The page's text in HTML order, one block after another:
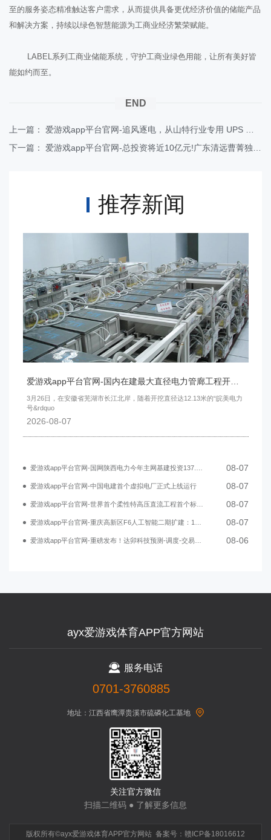
至的服务姿态精准触达客户需求，从而提供具备更优经济价值的储能产品
和解决方案，持续以绿色智慧能源为工商业经济繁荣赋能。
LABEL系列工商业储能系统，守护工商业绿色用能，让所有美好皆
能如约而至。
END
上一篇：
下一篇：
推荐新闻
爱游戏app平台官网-国内在建最大直径电力管廊工程开始盾构掘进
3月26日，在安徽省芜湖市长江北岸，随着开挖直径达12.13米的“皖美电力
号&rdquo
2026-08-07
爱游戏app平台官网-国网陕西电力今年主网基建投资137.98亿元 08-07
爱游戏app平台官网-中国电建首个虚拟电厂正式上线运行 08-07
爱游戏app平台官网-世界首个柔性特高压直流工程首个标段贯通 08-07
爱游戏app平台官网-重庆高新区F6人工智能二期扩建：110千伏电站项目正式开工 08-07
爱游戏app平台官网-重磅发布！达卯科技预测-调度-交易一体化方案，赋能新型电力系统建设 08-06
ayx爱游戏体育APP官方网站
服务电话
0701-3760885
地址：江西省鹰潭贵溪市硫磷化工基地
关注官方微信
扫描二维码 ● 了解更多信息
版权所有©ayx爱游戏体育APP官方网站 备案号： 赣ICP备18016612